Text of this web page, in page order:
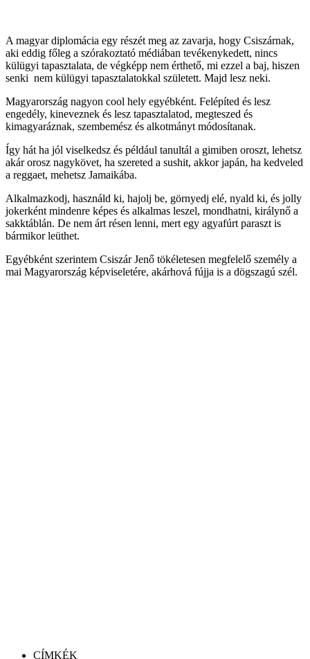
A magyar diplomácia egy részét meg az zavarja, hogy Csiszárnak,
aki eddig főleg a szórakoztató médiában tevékenykedett, nincs
külügyi tapasztalata, de végképp nem érthető, mi ezzel a baj, hiszen
senki nem külügyi tapasztalatokkal született. Majd lesz neki.
Magyarország nagyon cool hely egyébként. Felépíted és lesz
engedély, kineveznek és lesz tapasztalatod, megteszed és
kimagyaráznak, szembemész és alkotmányt módosítanak.
Így hát ha jól viselkedsz és például tanultál a gimiben oroszt, lehetsz
akár orosz nagykövet, ha szereted a sushit, akkor japán, ha kedveled
a reggaet, mehetsz Jamaikába.
Alkalmazkodj, használd ki, hajolj be, görnyedj elé, nyald ki, és jolly
jokerként mindenre képes és alkalmas leszel, mondhatni, királynő a
sakktáblán. De nem árt résen lenni, mert egy agyafúrt paraszt is
bármikor leüthet.
Egyébként szerintem Csiszár Jenő tökéletesen megfelelő személy a
mai Magyarország képviseletére, akárhová fújja is a dögszagú szél.
CÍMKÉK